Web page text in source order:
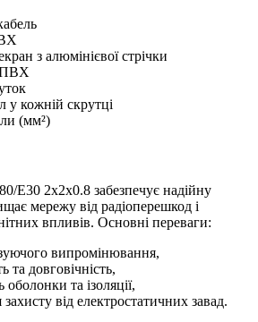
з алюмінієвої стрічки
ПВХ
у кожній скрутці
(мм²)
E30 2х2х0.8 забезпечує надійну
мережу від радіоперешкод і
впливів. Основні переваги:
випромінювання,
та довговічність,
оболонки та ізоляції,
від електростатичних завад.